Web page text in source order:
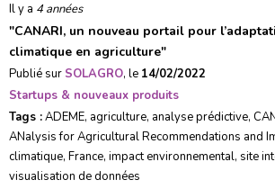
Il y a 4 années
"CANARI, un nouveau portail pour
climatique en agriculture"
Publié sur SOLAGRO, le 14/02/2022
Startups & nouveaux produits
Tags :ADEME, agriculture, analyse prédictive,
ANalysis for Agricultural Recommendations and
climatique, France, impact environnemental, site
visualisation de données